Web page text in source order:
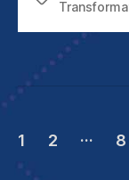
1 2 … 8